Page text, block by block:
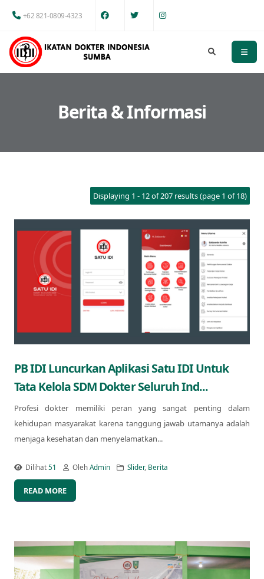
+62 821-0809-4323
Berita & Informasi
Displaying 1 - 12 of 207 results (page 1 of 18)
PB IDI Luncurkan Aplikasi Satu IDI Untuk
Tata Kelola SDM Dokter Seluruh Ind...
Profesi dokter memiliki peran yang sangat penting dalam
kehidupan masyarakat karena tanggung jawab utamanya adalah
menjaga kesehatan dan menyelamatkan...
Dilihat51 OlehAdmin Slider, Berita
READ MORE